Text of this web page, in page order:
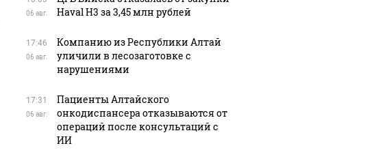
06 авг.
Haval H3 за 3,45 млн рублей
17:46
06 авг.
Компанию из Республики Алтай
уличили в лесозаготовке с
нарушениями
17:31
06 авг.
Пациенты Алтайского
онкодиспансера отказываются от
операций после консультаций с
ИИ